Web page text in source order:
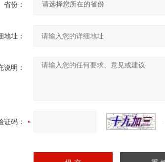
省份：
地址：
说明：
证码：